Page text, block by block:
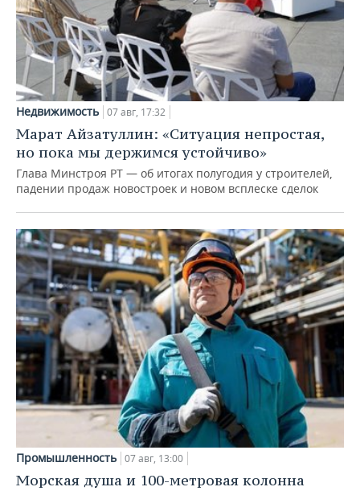
Недвижимость 07 авг, 17:32
Марат Айзатуллин: «Ситуация непростая,
но пока мы держимся устойчиво»
Глава Минстроя РТ — об итогах полугодия у строителей,
падении продаж новостроек и новом всплеске сделок
Промышленность 07 авг, 13:00
Морская душа и 100-метровая колонна